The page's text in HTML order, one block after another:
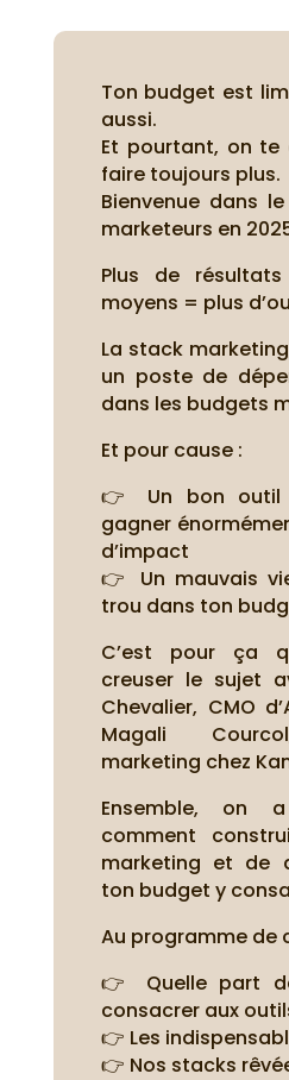
Ton budget est
aussi.
Et pourtant, on te
faire toujours plus.
Bienvenue dans
marketeurs en
Plus de
moyens = plus
La stack
un poste de
dans les budgets
Et pour cause :
👉 Un bon outil
gagner
d’impact
👉 Un mauvais
trou dans ton
C’est pour ça
creuser le sujet
Chevalier, CMO
Magali
marketing chez
Ensemble, on
comment
marketing et de
ton budget y
Au programme de
👉 Quelle part
consacrer aux
👉 Les
👉 Nos stacks